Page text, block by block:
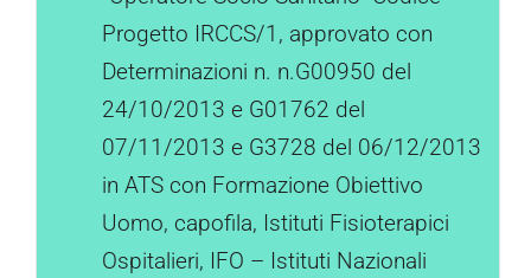
Progetto IRCCS/1, approvato con
Determinazioni n. n.G00950 del
24/10/2013 e G01762 del
07/11/2013 e G3728 del 06/12/2013
in ATS con Formazione Obiettivo
Uomo, capofila, Istituti Fisioterapici
Ospitalieri, IFO – Istituti Nazionali